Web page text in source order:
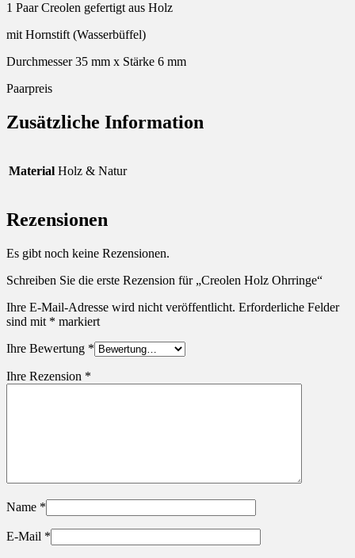
1 Paar Creolen gefertigt aus Holz
mit Hornstift (Wasserbüffel)
Durchmesser 35 mm x Stärke 6 mm
Paarpreis
Zusätzliche Information
Material Holz & Natur
Rezensionen
Es gibt noch keine Rezensionen.
Schreiben Sie die erste Rezension für „Creolen Holz Ohrringe“
Ihre E-Mail-Adresse wird nicht veröffentlicht. Erforderliche Felder
sind mit * markiert
Ihre Bewertung *
Ihre Rezension *
Name *
E-Mail *